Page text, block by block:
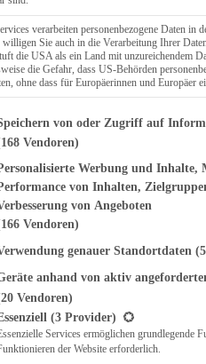
& QUICHES
verarbeiten personenbezogene Daten
willigen Sie auch in die Verarbeitung Ihrer
die USA als ein Land mit unzureichendem
die Gefahr, dass US-Behörden
ohne dass für Europäerinnen und Europäer
finden Sie eine Liste der
von oder Zugriff auf
Vendoren)
Werbung und Inhalte,
von Inhalten,
von Angeboten
Vendoren)
genauer Standortdaten
anhand von aktiv
Vendoren)
eine Liste der Service-Gruppen, für
(3 Provider)
Services ermöglichen grundlegende
der Website erforderlich.